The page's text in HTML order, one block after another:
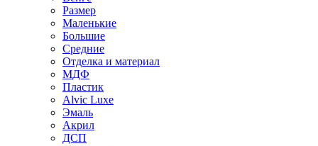
Размер
Маленькие
Большие
Средние
Отделка и материал
МДФ
Пластик
Alvic Luxe
Эмаль
Акрил
ДСП